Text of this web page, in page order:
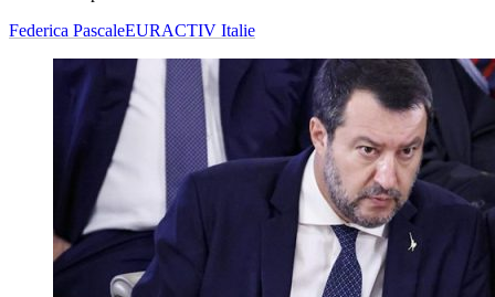
Federica PascaleEURACTIV Italie